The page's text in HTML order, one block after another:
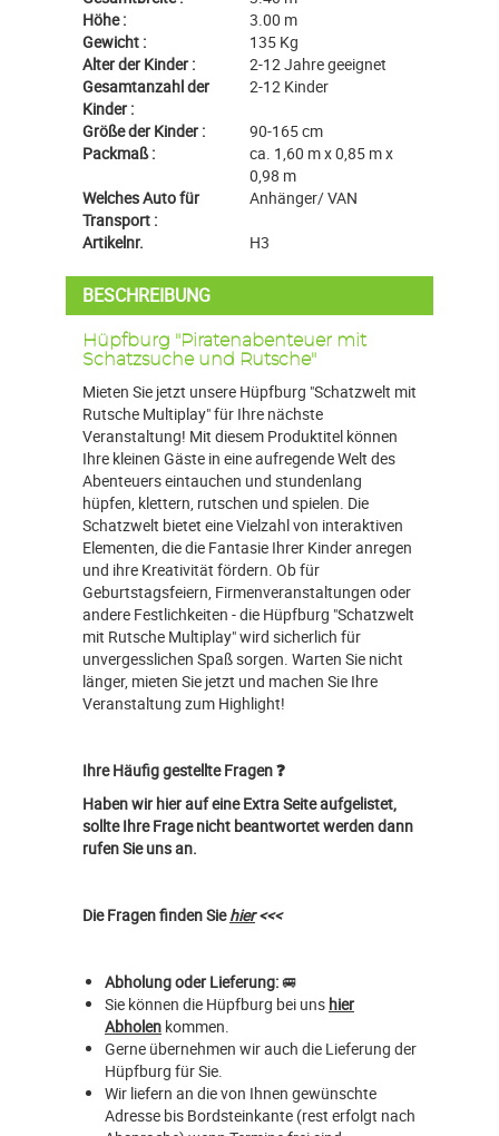
Höhe :
3.00 m
Gewicht :
135 Kg
Alter der Kinder :
2-12 Jahre geeignet
Gesamtanzahl der
Kinder :
2-12 Kinder
Größe der Kinder :
90-165 cm
Packmaß :
ca. 1,60 m x 0,85 m x
0,98 m
Welches Auto für
Transport :
Anhänger/ VAN
Artikelnr. H3
BESCHREIBUNG
Hüpfburg "Piratenabenteuer mit
Schatzsuche und Rutsche"
Mieten Sie jetzt unsere Hüpfburg "Schatzwelt mit
Rutsche Multiplay" für Ihre nächste
Veranstaltung! Mit diesem Produktitel können
Ihre kleinen Gäste in eine aufregende Welt des
Abenteuers eintauchen und stundenlang
hüpfen, klettern, rutschen und spielen. Die
Schatzwelt bietet eine Vielzahl von interaktiven
Elementen, die die Fantasie Ihrer Kinder anregen
und ihre Kreativität fördern. Ob für
Geburtstagsfeiern, Firmenveranstaltungen oder
andere Festlichkeiten - die Hüpfburg "Schatzwelt
mit Rutsche Multiplay" wird sicherlich für
unvergesslichen Spaß sorgen. Warten Sie nicht
länger, mieten Sie jetzt und machen Sie Ihre
Veranstaltung zum Highlight!
Ihre Häufig gestellte Fragen ❓
Haben wir hier auf eine Extra Seite aufgelistet,
sollte Ihre Frage nicht beantwortet werden dann
rufen Sie uns an.
Die Fragen finden Siehier<<<
Abholung oder Lieferung:🚐
Sie können die Hüpfburg bei uns hier
Abholen kommen.
Gerne übernehmen wir auch die Lieferung der
Hüpfburg für Sie.
Wir liefern an die von Ihnen gewünschte
Adresse bis Bordsteinkante (rest erfolgt nach